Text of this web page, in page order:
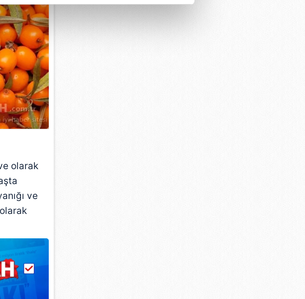
üçüncü kişilere ait çerezler kullanılmaktadır. Bu
bilgi toplumu hizmetlerinin sunulması
ve kişiselleştirilmesi ve sizlere yönelik
dahilinde kullanılacaktır.
Çerezlere ilişkin detaylı bilgi için Ayarlar
Metnimizi okumak ve sitemizde ilgili
.
olarak
ve